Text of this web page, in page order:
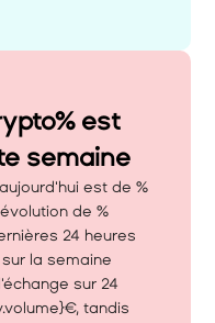
est
semaine
est de %
de %
24 heures
la semaine
sur 24
tandis